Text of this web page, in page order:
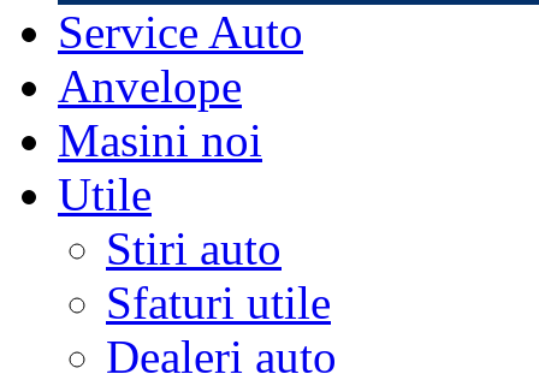
Service Auto
Anvelope
Masini noi
Utile
Stiri auto
Sfaturi utile
Dealeri auto